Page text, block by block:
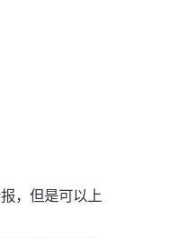
，但是可以上